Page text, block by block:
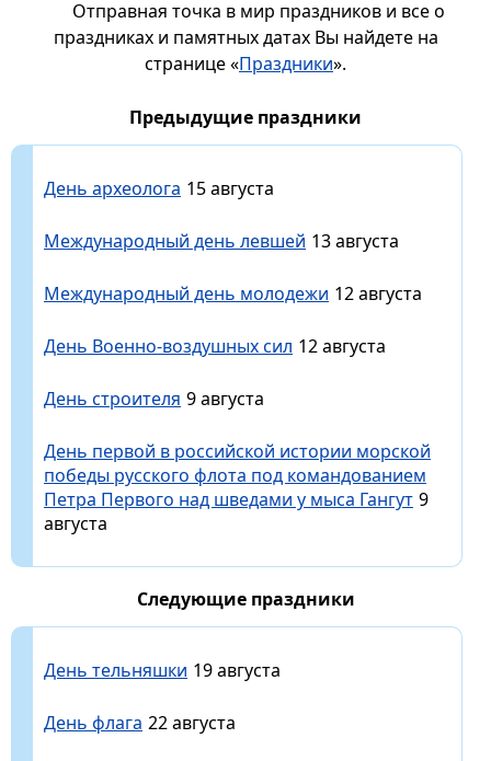
Отправная точка в мир праздников и все о
праздниках и памятных датах Вы найдете на
странице «Праздники».
Предыдущие праздники
День археолога 15 августа
Международный день левшей 13 августа
Международный день молодежи 12 августа
День Военно-воздушных сил 12 августа
День строителя 9 августа
День первой в российской истории морской
победы русского флота под командованием
Петра Первого над шведами у мыса Гангут 9
августа
Следующие праздники
День тельняшки 19 августа
День флага 22 августа